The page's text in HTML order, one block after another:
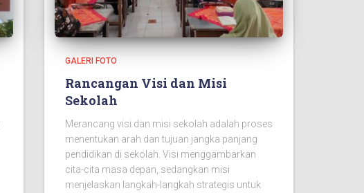
GALERI FOTO
Rancangan Visi dan Misi
Sekolah
Merancang visi dan misi sekolah adalah proses
menentukan arah dan tujuan jangka panjang
pendidikan di sekolah. Visi menggambarkan
cita-cita masa depan, sedangkan misi
menjelaskan langkah-langkah strategis untuk